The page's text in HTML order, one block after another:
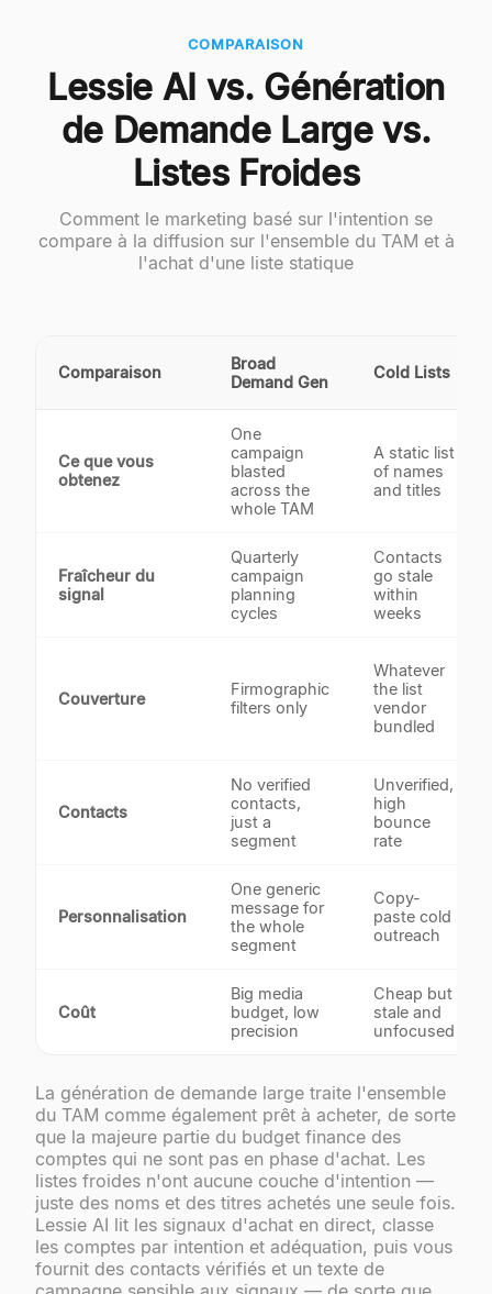
COMPARAISON
Lessie AI vs. Génération
de Demande Large vs.
Listes Froides
Comment le marketing basé sur l'intention se
compare à la diffusion sur l'ensemble du TAM et à
l'achat d'une liste statique
Comparaison
Broad
Demand Gen
Cold Lists
Ce que vous
obtenez
One
campaign
blasted
across the
whole TAM
A static list
of names
and titles
Fraîcheur du
signal
Quarterly
campaign
planning
cycles
Contacts
go stale
within
weeks
Couverture
Firmographic
filters only
Whatever
the list
vendor
bundled
Contacts
No verified
contacts,
just a
segment
Unverified,
high
bounce
rate
Personnalisation
One generic
message for
the whole
segment
Copy-
paste cold
outreach
Coût
Big media
budget, low
precision
Cheap but
stale and
unfocused
La génération de demande large traite l'ensemble
du TAM comme également prêt à acheter, de sorte
que la majeure partie du budget finance des
comptes qui ne sont pas en phase d'achat. Les
listes froides n'ont aucune couche d'intention —
juste des noms et des titres achetés une seule fois.
Lessie AI lit les signaux d'achat en direct, classe
les comptes par intention et adéquation, puis vous
fournit des contacts vérifiés et un texte de